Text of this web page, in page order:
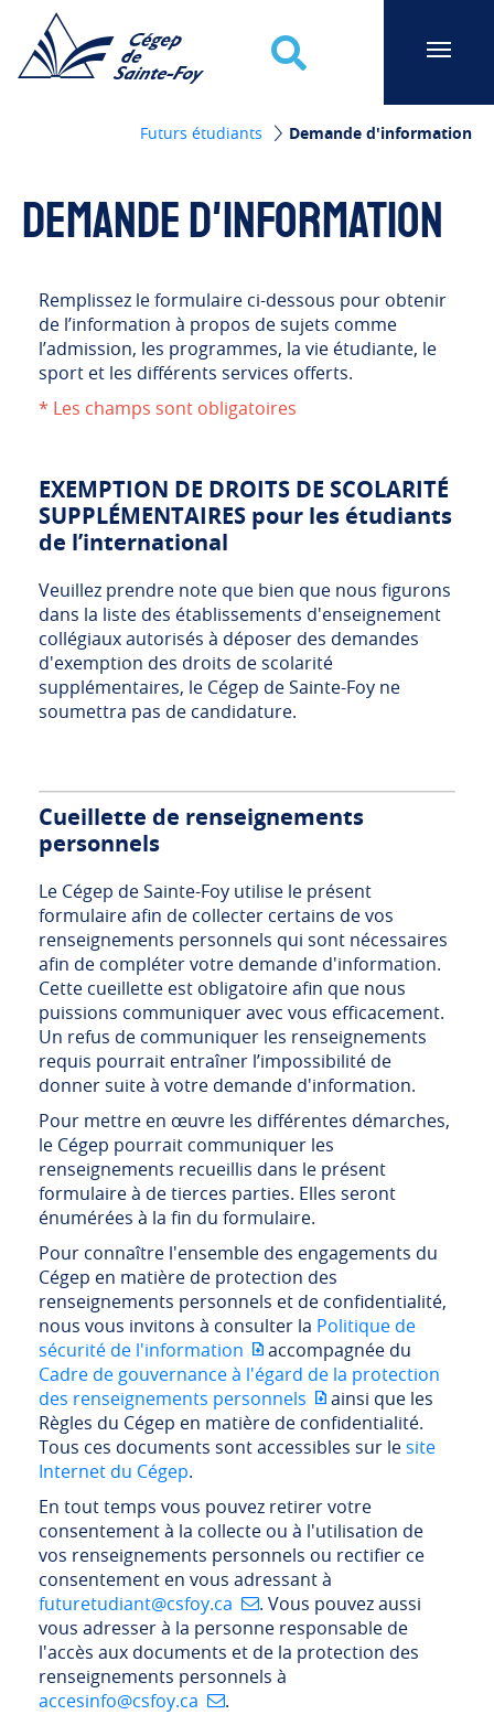
Futurs étudiants Demande d'information
Demande d'information
Remplissez le formulaire ci-dessous pour obtenir
de l’information à propos de sujets comme
l’admission, les programmes, la vie étudiante, le
sport et les différents services offerts.
* Les champs sont obligatoires
EXEMPTION DE DROITS DE SCOLARITÉ
SUPPLÉMENTAIRES pour les étudiants
de l’international
Veuillez prendre note que bien que nous figurons
dans la liste des établissements d'enseignement
collégiaux autorisés à déposer des demandes
d'exemption des droits de scolarité
supplémentaires, le Cégep de Sainte-Foy ne
soumettra pas de candidature.
Cueillette de renseignements
personnels
Le Cégep de Sainte-Foy utilise le présent
formulaire afin de collecter certains de vos
renseignements personnels qui sont nécessaires
afin de compléter votre demande d'information.
Cette cueillette est obligatoire afin que nous
puissions communiquer avec vous efficacement.
Un refus de communiquer les renseignements
requis pourrait entraîner l’impossibilité de
donner suite à votre demande d'information.
Pour mettre en œuvre les différentes démarches,
le Cégep pourrait communiquer les
renseignements recueillis dans le présent
formulaire à de tierces parties. Elles seront
énumérées à la fin du formulaire.
Pour connaître l'ensemble des engagements du
Cégep en matière de protection des
renseignements personnels et de confidentialité,
nous vous invitons à consulter la Politique de
sécurité de l'information
accompagnée du
Cadre de gouvernance à l'égard de la protection
des renseignements personnels
ainsi que les
Règles du Cégep en matière de confidentialité.
Tous ces documents sont accessibles sur lesite
Internet du Cégep.
En tout temps vous pouvez retirer votre
consentement à la collecte ou à l'utilisation de
vos renseignements personnels ou rectifier ce
consentement en vous adressant à
futuretudiant@csfoy.ca
. Vous pouvez aussi
vous adresser à la personne responsable de
l'accès aux documents et de la protection des
renseignements personnels à
accesinfo@csfoy.ca
.